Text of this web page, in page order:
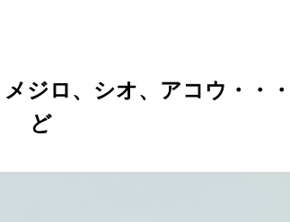
ジロ、シオ、アコウ・・
ど